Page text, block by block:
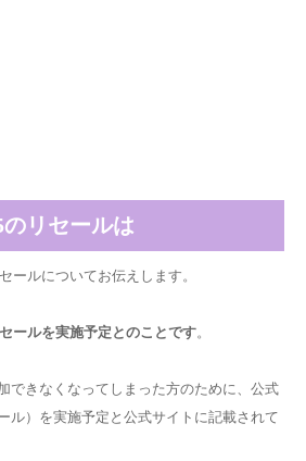
リセールは
ールについてお伝えします。
ールを実施予定とのことです。
できなくなってしまった方のために、公式
ル）を実施予定と公式サイトに記載されて